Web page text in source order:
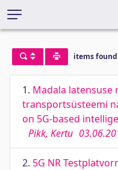
items
1. Madala latensuse
transportsüsteemi
on 5G-based
Pikk, Kertu
2. 5G NR